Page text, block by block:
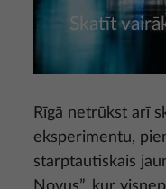
Skatīt
Rīgā netrūkst arī
eksperimentu,
starptautiskais